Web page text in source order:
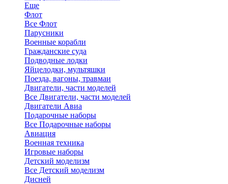
Еще
Флот
Все Флот
Парусники
Военные корабли
Гражданские суда
Подводные лодки
Яйцелодки, мультяшки
Поезда, вагоны, травмаи
Двигатели, части моделей
Все Двигатели, части моделей
Двигатели Авиа
Подарочные наборы
Все Подарочные наборы
Авиация
Военная техника
Игровые наборы
Детский моделизм
Все Детский моделизм
Дисней